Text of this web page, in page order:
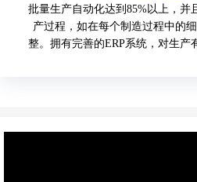
批量生产自动化达到85%以上，并
产过程，如在每个制造过程中的
整。拥有完善的ERP系统，对生产